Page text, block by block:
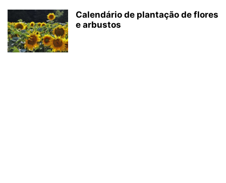
Calendário de plantação de flores
e arbustos